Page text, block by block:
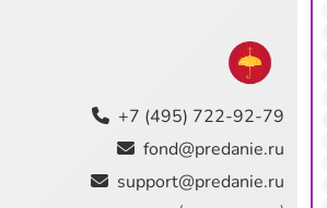
+7 (495) 722-92-79
fond@predanie.ru
support@predanie.ru